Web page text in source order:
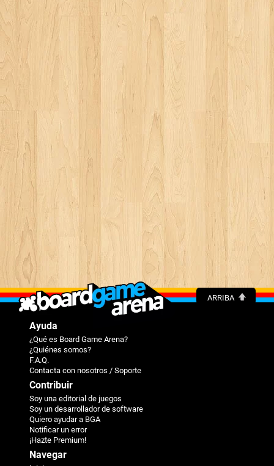
ARRIBA
Ayuda
¿Qué es Board Game Arena?
¿Quiénes somos?
F.A.Q.
Contacta con nosotros / Soporte
Contribuir
Soy una editorial de juegos
Soy un desarrollador de software
Quiero ayudar a BGA
Notificar un error
¡Hazte Premium!
Navegar